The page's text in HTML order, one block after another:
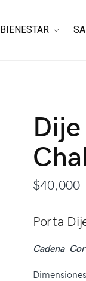
BIENESTAR
$40,000
Porta
Cadena
Dimensiones